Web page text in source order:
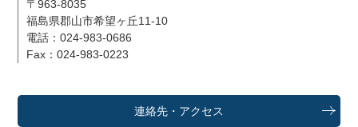
〒963-8035
福島県郡山市希望ヶ丘11-10
電話：024-983-0686
Fax：024-983-0223
連絡先・アクセス